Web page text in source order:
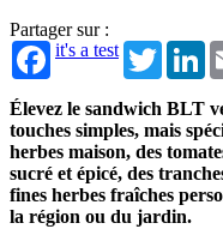
Partager sur :
it's a test
Twitter
Élevez le sandwich BLT
touches simples, mais
herbes maison, des
sucré et épicé, des
fines herbes fraîches
la région ou du jardin.